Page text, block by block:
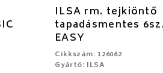
ILSA rm. tejkiöntő
tapadásmentes
EASY
Cikkszám: 126062
Gyártó: ILSA